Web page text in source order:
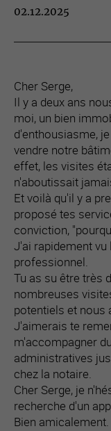
02.12.2025
Cher Serge,
Il y a deux ans
moi, un bien
d'enthousiasme,
vendre notre
effet, les visites
n'aboutissait
Et voilà qu'il y a
proposé tes
conviction,
J'ai rapidement
professionnel.
Tu as su être très
nombreuses
potentiels et nous
J'aimerais te
m'accompagner
administratives
chez la notaire.
Cher Serge, je
recherche d'un
Bien amicalement.